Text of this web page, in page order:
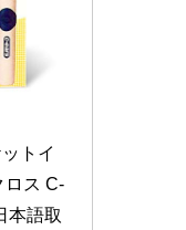
トイ
ロス C-
本語取